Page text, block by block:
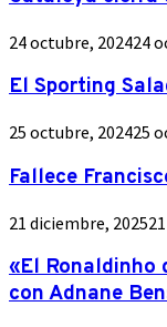
24 octubre, 202424
El Sporting
25 octubre, 202425
Fallece
21 diciembre, 2025
«El Ronaldinho
con Adnane